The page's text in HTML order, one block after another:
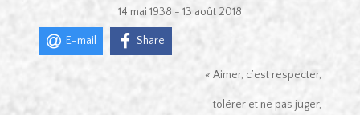
14 mai 1938 - 13 août 2018
E-mail Share
« Aimer, c’est respecter,
tolérer et ne pas juger,